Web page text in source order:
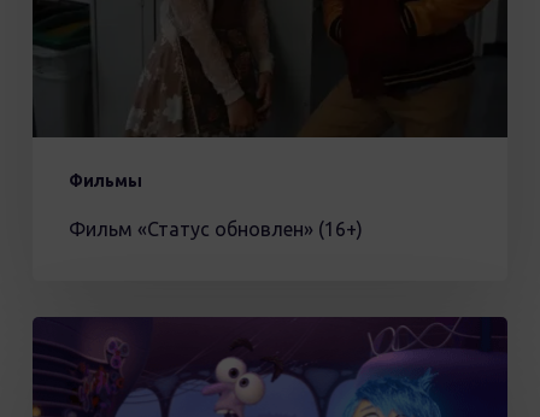
Фильмы
Фильм «Статус обновлен» (16+)
Мультик
«Головоломка»
(6+)